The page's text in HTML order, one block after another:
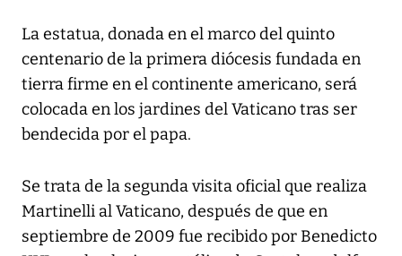
La estatua, donada en el marco del quinto
centenario de la primera diócesis fundada en
tierra firme en el continente americano, será
colocada en los jardines del Vaticano tras ser
bendecida por el papa.
Se trata de la segunda visita oficial que realiza
Martinelli al Vaticano, después de que en
septiembre de 2009 fue recibido por Benedicto